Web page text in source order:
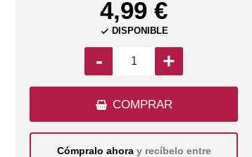
4,99 €
 DISPONIBLE
- +
COMPRAR
Cómpralo ahora y recíbelo entre